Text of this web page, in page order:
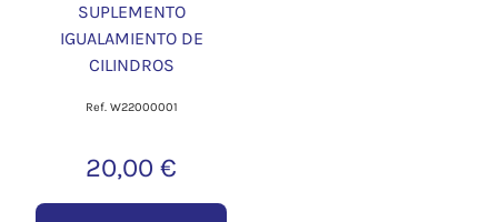
SUPLEMENTO
IGUALAMIENTO DE
CILINDROS
Ref. W22000001
20,00 €